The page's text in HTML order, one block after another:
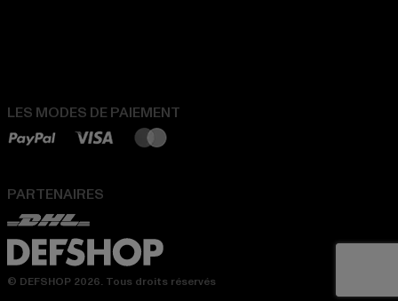
LES MODES DE PAIEMENT
PARTENAIRES
© DEFSHOP 2026. Tous droits réservés